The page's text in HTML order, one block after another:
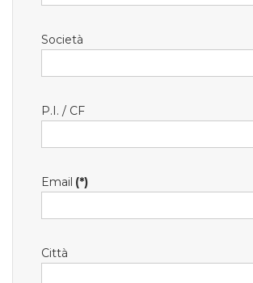
Società
P.I. / CF
Email (*)
Città